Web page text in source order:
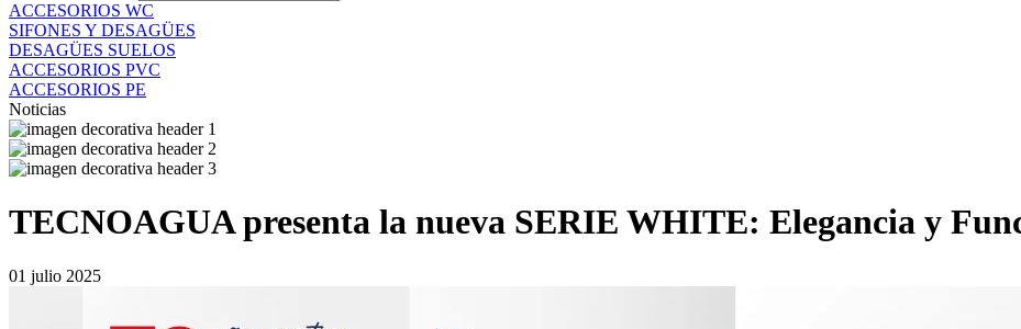
ACCESORIOS WC
SIFONES Y DESAGÜES
DESAGÜES SUELOS
ACCESORIOS PVC
ACCESORIOS PE
Noticias
TECNOAGUA presenta la nueva SERIE WHITE: Elegancia y
01 julio 2025